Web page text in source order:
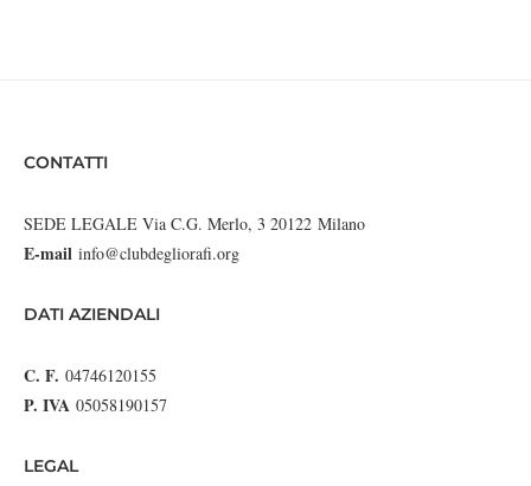
CONTATTI
SEDE LEGALE Via C.G. Merlo, 3 20122 Milano
E-mail info@clubdegliorafi.org
DATI AZIENDALI
C. F. 04746120155
P. IVA 05058190157
LEGAL